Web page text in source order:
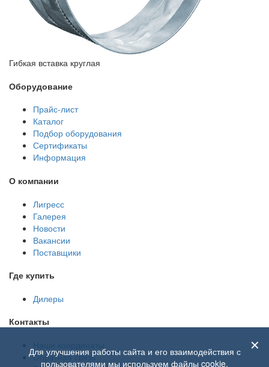
Гибкая вставка круглая
Оборудование
Прайс-лист
Каталог
Подбор оборудования
Сертификаты
Информация
О компании
Лигресс
Галерея
Новости
Вакансии
Поставщики
Где купить
Дилеры
Контакты
Обратная связь
✕
Для улучшения работы сайта и его взаимодействия с
пользователями мы используем файлы cookie.